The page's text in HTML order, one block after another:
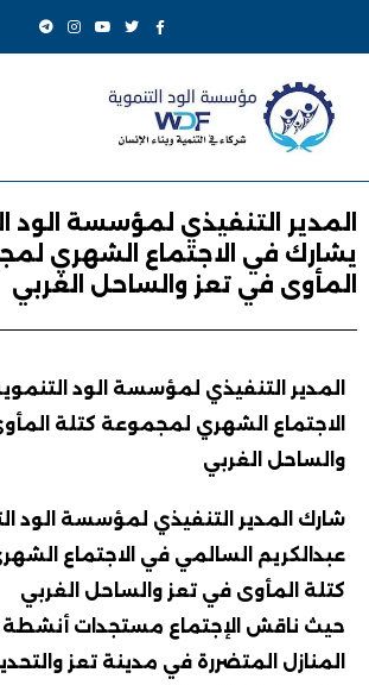
المدير التنفيذي لمؤسسة الود
يشارك في الاجتماع الشهري
المأوى في تعز والساحل الغربي
المدير التنفيذي لمؤسسة الود
الاجتماع الشهري لمجموعة كتلة
والساحل الغربي
شارك المدير التنفيذي لمؤسسة الود
عبدالكريم السالمي في الاجتماع
كتلة المأوى في تعز والساحل الغربي
حيث ناقش الإجتماع مستجدات أنشطة
المنازل المتضررة في مدينة تعز